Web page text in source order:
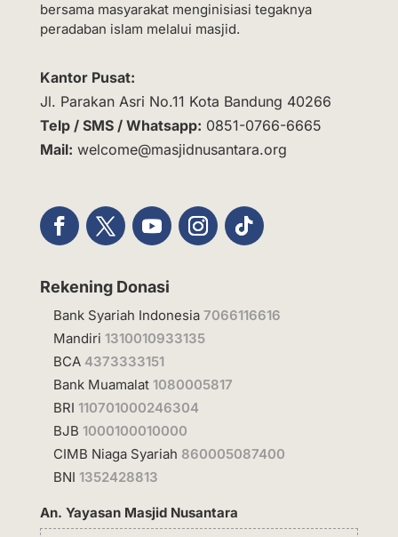
bersama masyarakat menginisiasi tegaknya
peradaban islam melalui masjid.
Kantor Pusat:
Jl. Parakan Asri No.11 Kota Bandung 40266
Telp / SMS / Whatsapp: 0851-0766-6665
Mail: welcome@masjidnusantara.org
Rekening Donasi
Bank Syariah Indonesia 7066116616
Mandiri 1310010933135
BCA 4373333151
Bank Muamalat 1080005817
BRI 110701000246304
BJB 1000100010000
CIMB Niaga Syariah 860005087400
BNI 1352428813
An. Yayasan Masjid Nusantara